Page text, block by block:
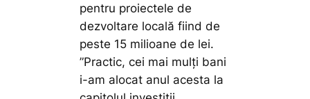
pentru proiectele de
dezvoltare locală fiind de
peste 15 milioane de lei.
”Practic, cei mai mulți bani
i-am alocat anul acesta la